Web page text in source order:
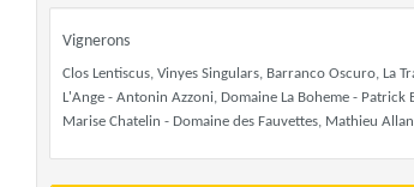
Vignerons
Clos Lentiscus, Vinyes Singulars, Barranco Oscuro, La
L'Ange - Antonin Azzoni, Domaine La Boheme -
Marise Chatelin - Domaine des Fauvettes, Mathieu